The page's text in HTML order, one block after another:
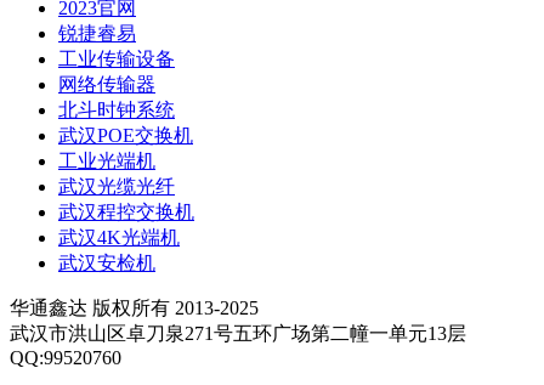
2023官网
锐捷睿易
工业传输设备
网络传输器
北斗时钟系统
武汉POE交换机
工业光端机
武汉光缆光纤
武汉程控交换机
武汉4K光端机
武汉安检机
华通鑫达 版权所有 2013-2025
武汉市洪山区卓刀泉271号五环广场第二幢一单元13层
QQ:99520760